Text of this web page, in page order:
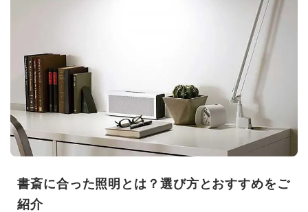
書斎に合った照明とは？選び方とおすすめをご
紹介